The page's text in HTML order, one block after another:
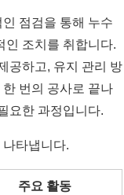
점검을 통해 누수
인 조치를 취합니다.
공하고, 유지 관리 방
번의 공사로 끝나
요한 과정입니다.
타냅니다.
주요 활동